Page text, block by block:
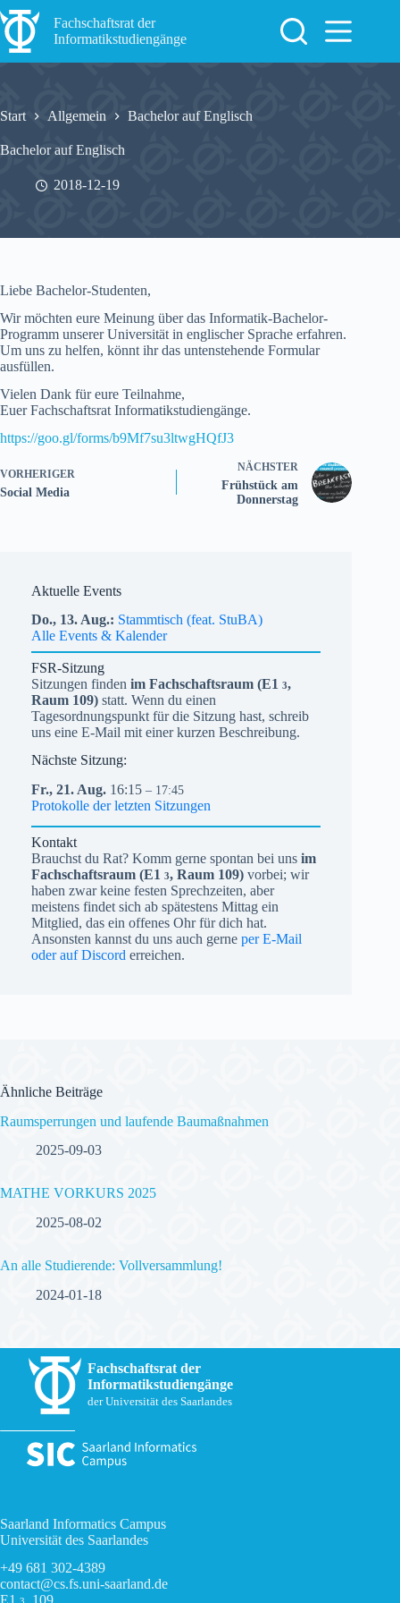
Zum
Inhalt
springen
Fachschaftsrat der
Informatikstudiengänge
Start Allgemein Bachelor auf Englisch
Bachelor auf Englisch
2018-12-19
Liebe Bachelor-Studenten,
Wir möchten eure Meinung über das Informatik-Bachelor-
Programm unserer Universität in englischer Sprache erfahren.
Um uns zu helfen, könnt ihr das untenstehende Formular
ausfüllen.
Vielen Dank für eure Teilnahme,
Euer Fachschaftsrat Informatikstudiengänge.
https://goo.gl/forms/b9Mf7su3ltwgHQfJ3
VORHERIGER
Social Media
NÄCHSTER
Frühstück am
Donnerstag
Aktuelle Events
Do., 13. Aug. Stammtisch (feat. StuBA)
Alle Events & Kalender
FSR-Sitzung
Sitzungen finden im Fachschaftsraum (E1 3,
Raum 109) statt. Wenn du einen
Tagesordnungspunkt für die Sitzung hast, schreib
uns eine E-Mail mit einer kurzen Beschreibung.
Nächste Sitzung:
Fr., 21. Aug. 16:15 – 17:45
Protokolle der letzten Sitzungen
Kontakt
Brauchst du Rat? Komm gerne spontan bei uns im
Fachschaftsraum (E1 3, Raum 109) vorbei; wir
haben zwar keine festen Sprechzeiten, aber
meistens findet sich ab spätestens Mittag ein
Mitglied, das ein offenes Ohr für dich hat.
Ansonsten kannst du uns auch gerne per E-Mail
oder auf Discord erreichen.
Ähnliche Beiträge
Raumsperrungen und laufende Baumaßnahmen
2025-09-03
MATHE VORKURS 2025
2025-08-02
An alle Studierende: Vollversammlung!
2024-01-18
Fachschaftsrat der
Informatikstudiengänge
der Universität des Saarlandes
Saarland Informatics Campus
Universität des Saarlandes
+49 681 302-4389
contact@cs.fs.uni-saarland.de